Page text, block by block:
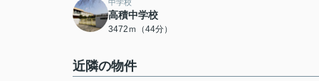
中学校
高積中学校
3472ｍ（44分）
近隣の物件